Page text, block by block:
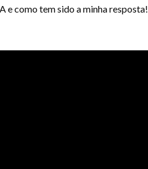
e como tem sido a minha resposta!